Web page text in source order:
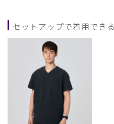
セットアップで着用でき